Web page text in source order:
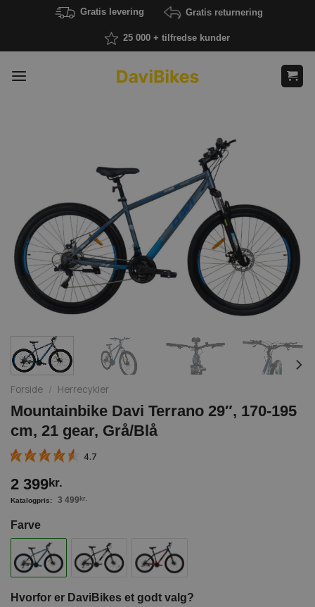
Gratis levering Gratis returnering
25 000 + tilfredse kunder
Forside / Herrecykler
Mountainbike Davi Terrano 29″, 170-195
cm, 21 gear, Grå/Blå
4.7
2 399kr.
3 499 kr.
Farve
Hvorfor er DaviBikes et godt valg?